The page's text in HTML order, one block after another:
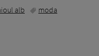
alb
moda